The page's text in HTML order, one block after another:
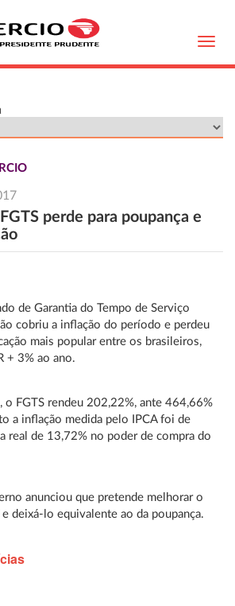
perde para poupança e
de Garantia do Tempo de Serviço
cobriu a inflação do período e perdeu
mais popular entre os brasileiros,
+ 3% ao ano.
o FGTS rendeu 202,22%, ante 464,66%
a inflação medida pelo IPCA foi de
real de 13,72% no poder de compra do
anunciou que pretende melhorar o
deixá-lo equivalente ao da poupança.